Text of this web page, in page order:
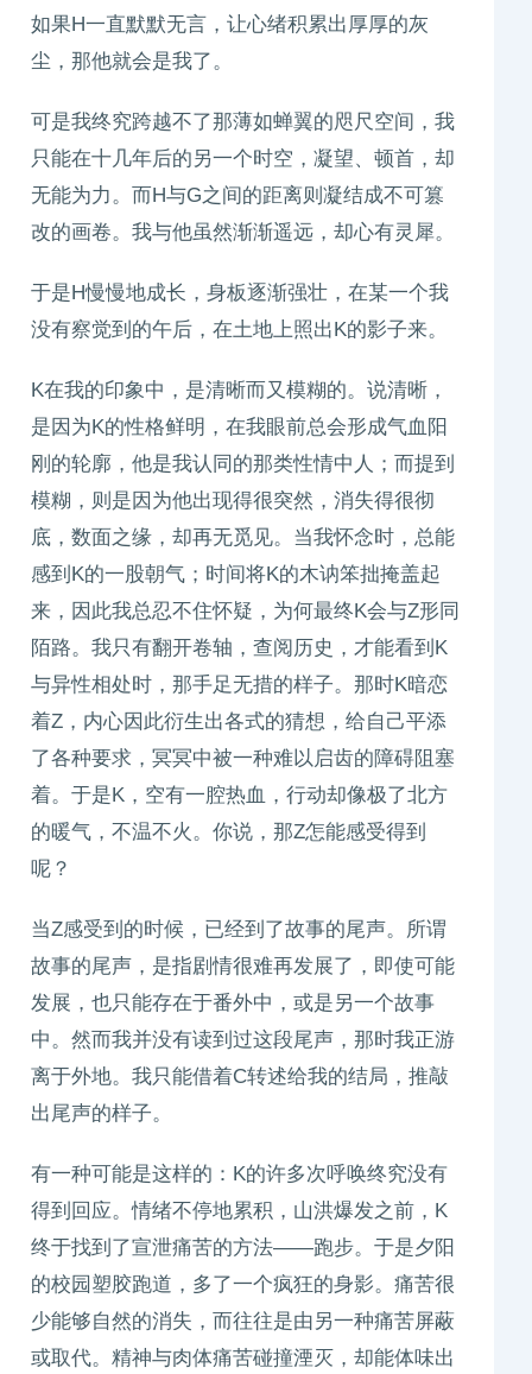
如果H一直默默无言，让心绪积累出厚厚的灰
尘，那他就会是我了。
可是我终究跨越不了那薄如蝉翼的咫尺空间，我
只能在十几年后的另一个时空，凝望、顿首，却
无能为力。而H与G之间的距离则凝结成不可篡
改的画卷。我与他虽然渐渐遥远，却心有灵犀。
于是H慢慢地成长，身板逐渐强壮，在某一个我
没有察觉到的午后，在土地上照出K的影子来。
K在我的印象中，是清晰而又模糊的。说清晰，
是因为K的性格鲜明，在我眼前总会形成气血阳
刚的轮廓，他是我认同的那类性情中人；而提到
模糊，则是因为他出现得很突然，消失得很彻
底，数面之缘，却再无觅见。当我怀念时，总能
感到K的一股朝气；时间将K的木讷笨拙掩盖起
来，因此我总忍不住怀疑，为何最终K会与Z形同
陌路。我只有翻开卷轴，查阅历史，才能看到K
与异性相处时，那手足无措的样子。那时K暗恋
着Z，内心因此衍生出各式的猜想，给自己平添
了各种要求，冥冥中被一种难以启齿的障碍阻塞
着。于是K，空有一腔热血，行动却像极了北方
的暖气，不温不火。你说，那Z怎能感受得到
呢？
当Z感受到的时候，已经到了故事的尾声。所谓
故事的尾声，是指剧情很难再发展了，即使可能
发展，也只能存在于番外中，或是另一个故事
中。然而我并没有读到过这段尾声，那时我正游
离于外地。我只能借着C转述给我的结局，推敲
出尾声的样子。
有一种可能是这样的：K的许多次呼唤终究没有
得到回应。情绪不停地累积，山洪爆发之前，K
终于找到了宣泄痛苦的方法——跑步。于是夕阳
的校园塑胶跑道，多了一个疯狂的身影。痛苦很
少能够自然的消失，而往往是由另一种痛苦屏蔽
或取代。精神与肉体痛苦碰撞湮灭，却能体味出